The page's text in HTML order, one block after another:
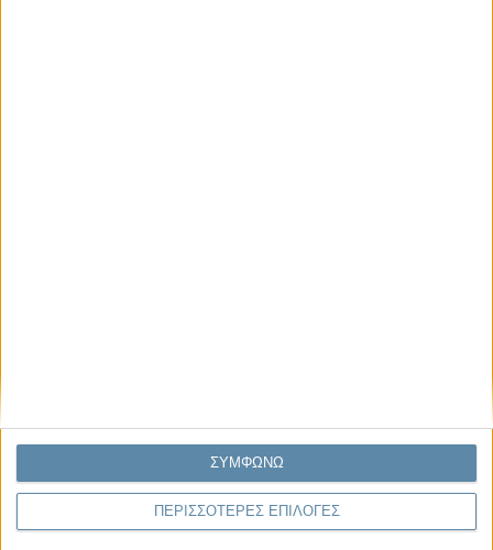
ΠΕΡΙΣΣΟΤΕΡΕΣ ΕΠΙΛΟΓΕΣ
ΣΥΜΦΩΝΩ
Να αφήνεις τους ανθρώπους να είναι (letting